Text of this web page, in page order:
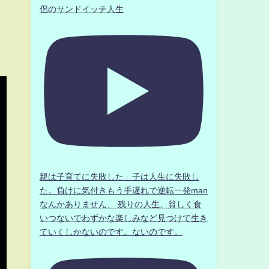
侶のサンドイッチ人生
親は子育てに失敗した」子は人生に失敗し
た。負けに気付きもう手遅れで逆転一発man
なんかありません、 残りの人生、貧しく食
いつないでわずかな楽しみなど見つけて生き
ていくしかないのです。ないのです。